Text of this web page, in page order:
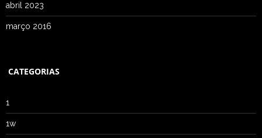
abril 2023
março 2016
CATEGORIAS
1
1w